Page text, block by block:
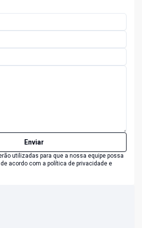
Enviar
utilizadas para que a nossa equipe possa
acordo com a política de privacidade e